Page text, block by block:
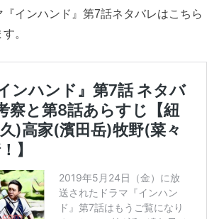
インハンド』第7話ネタバレはこちら
。